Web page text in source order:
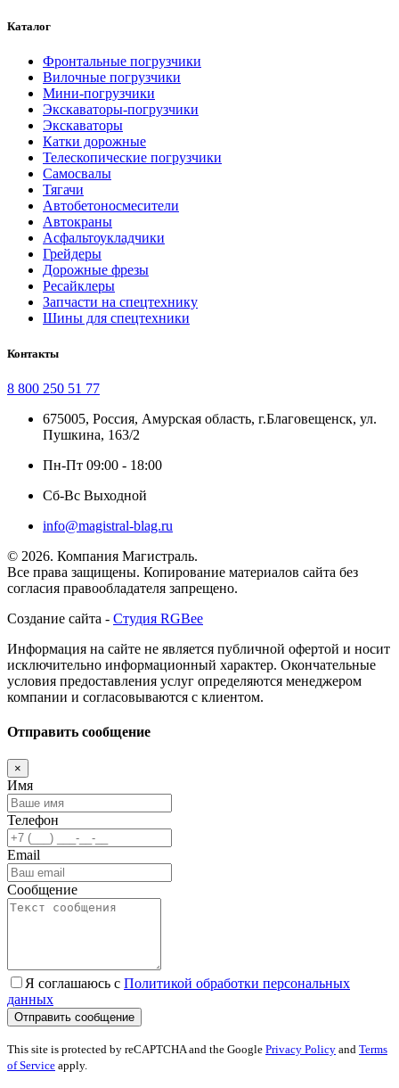
Каталог
Фронтальные погрузчики
Вилочные погрузчики
Мини-погрузчики
Экскаваторы-погрузчики
Экскаваторы
Катки дорожные
Телескопические погрузчики
Самосвалы
Тягачи
Автобетоносмесители
Автокраны
Асфальтоукладчики
Грейдеры
Дорожные фрезы
Ресайклеры
Запчасти на спецтехнику
Шины для спецтехники
Контакты
8 800 250 51 77
675005, Россия, Амурская область, г.Благовещенск, ул.
Пушкина, 163/2
Пн-Пт 09:00 - 18:00
Сб-Вс Выходной
info@magistral-blag.ru
© 2026. Компания Магистраль.
Все права защищены. Копирование материалов сайта без
согласия правообладателя запрещено.
Создание сайта - Студия RGBee
Информация на сайте не является публичной офертой и носит
исключительно информационный характер. Окончательные
условия предоставления услуг определяются менеджером
компании и согласовываются с клиентом.
Отправить сообщение
×
Имя
Телефон
Email
Сообщение
Я соглашаюсь с Политикой обработки персональных
данных
This site is protected by reCAPTCHA and the Google Privacy Policy and Terms
of Service apply.